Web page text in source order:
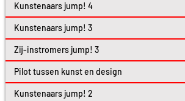
Kunstenaars jump! 4
Kunstenaars jump! 3
Zij-instromers jump! 3
Pilot tussen kunst en design
Kunstenaars jump! 2